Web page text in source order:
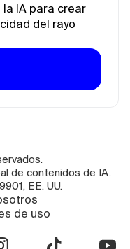
IA para crear
del rayo
de contenidos de IA.
EE. UU.
de uso